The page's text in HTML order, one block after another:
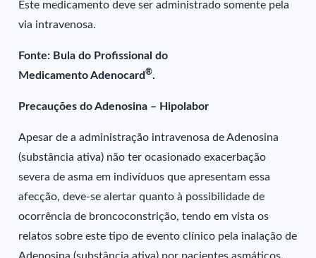
Este medicamento deve ser administrado somente pela
via intravenosa.
Fonte: Bula do Profissional do
Medicamento Adenocard®.
Precauções do Adenosina – Hipolabor
Apesar de a administração intravenosa de Adenosina
(substância ativa) não ter ocasionado exacerbação
severa de asma em indivíduos que apresentam essa
afecção, deve-se alertar quanto à possibilidade de
ocorrência de broncoconstrição, tendo em vista os
relatos sobre este tipo de evento clínico pela inalação de